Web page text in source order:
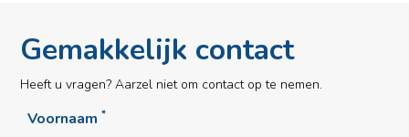
Gemakkelijk contact
Heeft u vragen? Aarzel niet om contact op te nemen.
Voornaam*